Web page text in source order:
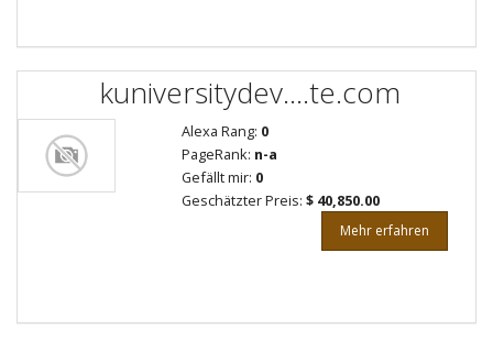
kuniversitydev....te.com
Alexa Rang: 0
PageRank: n-a
Gefällt mir: 0
Geschätzter Preis: $ 40,850.00
Mehr erfahren